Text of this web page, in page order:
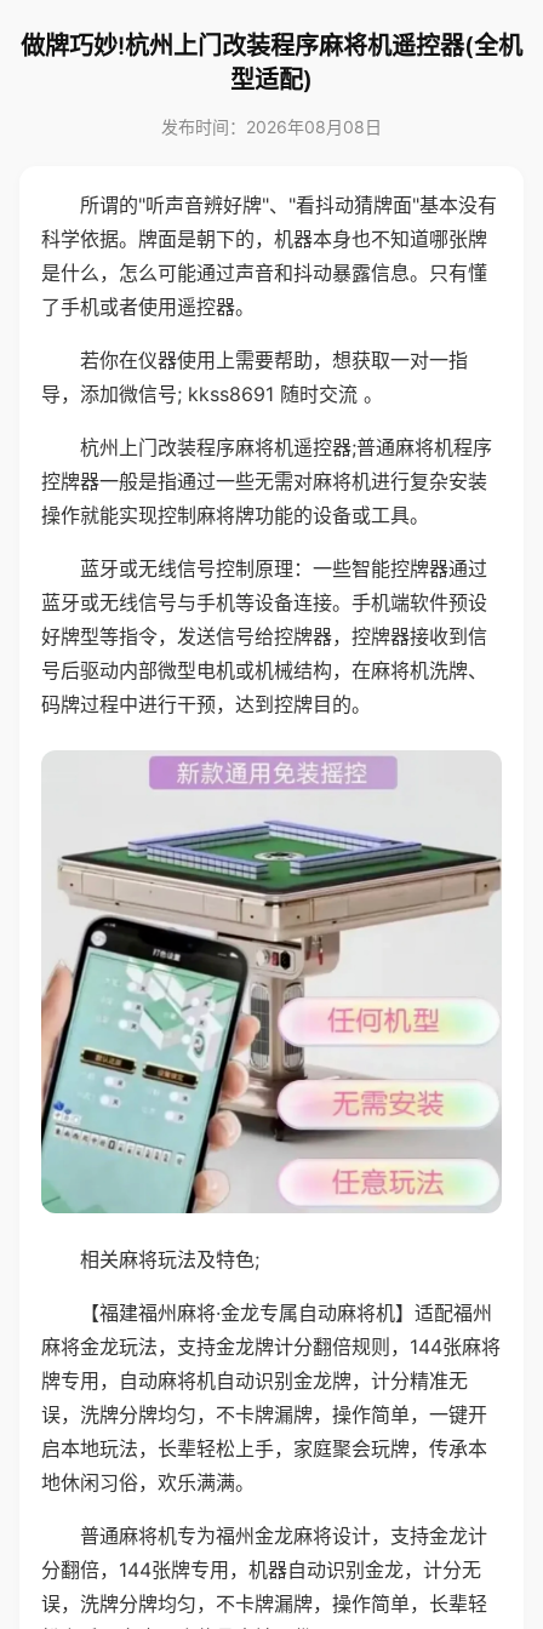
做牌巧妙!杭州上门改装程序麻将机遥控器(全机
型适配)
发布时间：2026年08月08日
所谓的"听声音辨好牌"、"看抖动猜牌面"基本没有
科学依据。牌面是朝下的，机器本身也不知道哪张牌
是什么，怎么可能通过声音和抖动暴露信息。只有懂
了手机或者使用遥控器。
若你在仪器使用上需要帮助，想获取一对一指
导，添加微信号; kkss8691 随时交流 。
杭州上门改装程序麻将机遥控器;普通麻将机程序
控牌器一般是指通过一些无需对麻将机进行复杂安装
操作就能实现控制麻将牌功能的设备或工具。
蓝牙或无线信号控制原理：一些智能控牌器通过
蓝牙或无线信号与手机等设备连接。手机端软件预设
好牌型等指令，发送信号给控牌器，控牌器接收到信
号后驱动内部微型电机或机械结构，在麻将机洗牌、
码牌过程中进行干预，达到控牌目的。
相关麻将玩法及特色;
【福建福州麻将·金龙专属自动麻将机】适配福州
麻将金龙玩法，支持金龙牌计分翻倍规则，144张麻将
牌专用，自动麻将机自动识别金龙牌，计分精准无
误，洗牌分牌均匀，不卡牌漏牌，操作简单，一键开
启本地玩法，长辈轻松上手，家庭聚会玩牌，传承本
地休闲习俗，欢乐满满。
普通麻将机专为福州金龙麻将设计，支持金龙计
分翻倍，144张牌专用，机器自动识别金龙，计分无
误，洗牌分牌均匀，不卡牌漏牌，操作简单，长辈轻